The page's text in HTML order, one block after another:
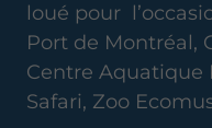
loué pour
Port de Montréal,
Centre Aquatique
Safari, Zoo